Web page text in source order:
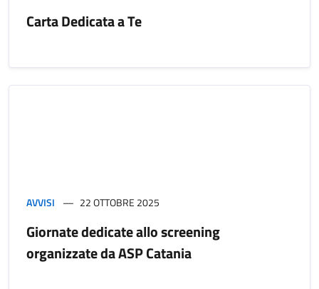
Carta Dedicata a Te
AVVISI 22 OTTOBRE 2025
Giornate dedicate allo screening
organizzate da ASP Catania